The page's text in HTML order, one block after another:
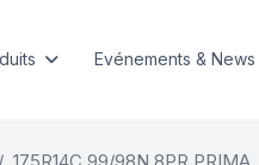
Evénements & News